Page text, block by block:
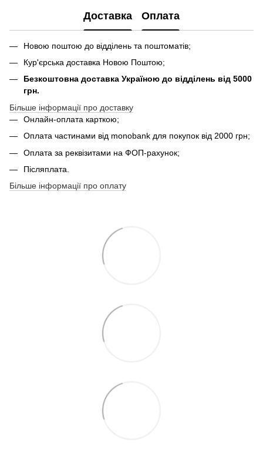
Доставка Оплата
Новою поштою до відділень та поштоматів;
Кур'єрська доставка Новою Поштою;
Безкоштовна доставка Україною до відділень від 5000
грн.
Більше інформації про доставку
Онлайн-оплата карткою;
Оплата частинами від monobank для покупок від 2000 грн;
Оплата за реквізитами на ФОП-рахунок;
Післяплата.
Більше інформації про оплату